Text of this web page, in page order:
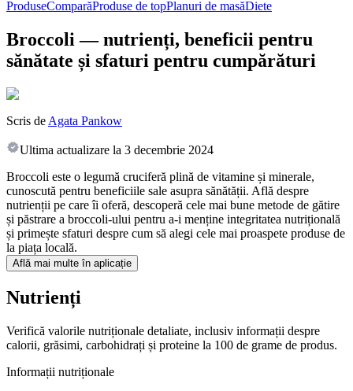
ProduseComparăProduse de topPlanuri de masăDiete
Broccoli — nutrienți, beneficii pentru
sănătate și sfaturi pentru cumpărături
Scris de Agata Pankow
Ultima actualizare la 3 decembrie 2024
Broccoli este o legumă cruciferă plină de vitamine și minerale,
cunoscută pentru beneficiile sale asupra sănătății. Află despre
nutrienții pe care îi oferă, descoperă cele mai bune metode de gătire
și păstrare a broccoli-ului pentru a-i menține integritatea nutrițională
și primește sfaturi despre cum să alegi cele mai proaspete produse de
la piața locală.
Află mai multe în aplicație
Nutrienți
Verifică valorile nutriționale detaliate, inclusiv informații despre
calorii, grăsimi, carbohidrați și proteine la 100 de grame de produs.
Informații nutriționale